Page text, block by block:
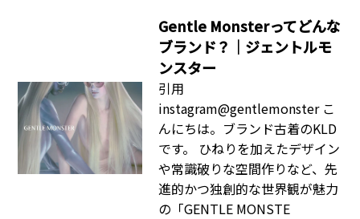
Gentle Monsterってどんな
ブランド？｜ジェントルモ
ンスター
引用
instagram@gentlemonster こ
んにちは。ブランド古着のKLD
です。 ひねりを加えたデザイン
や常識破りな空間作りなど、先
進的かつ独創的な世界観が魅力
の「GENTLE MONSTE